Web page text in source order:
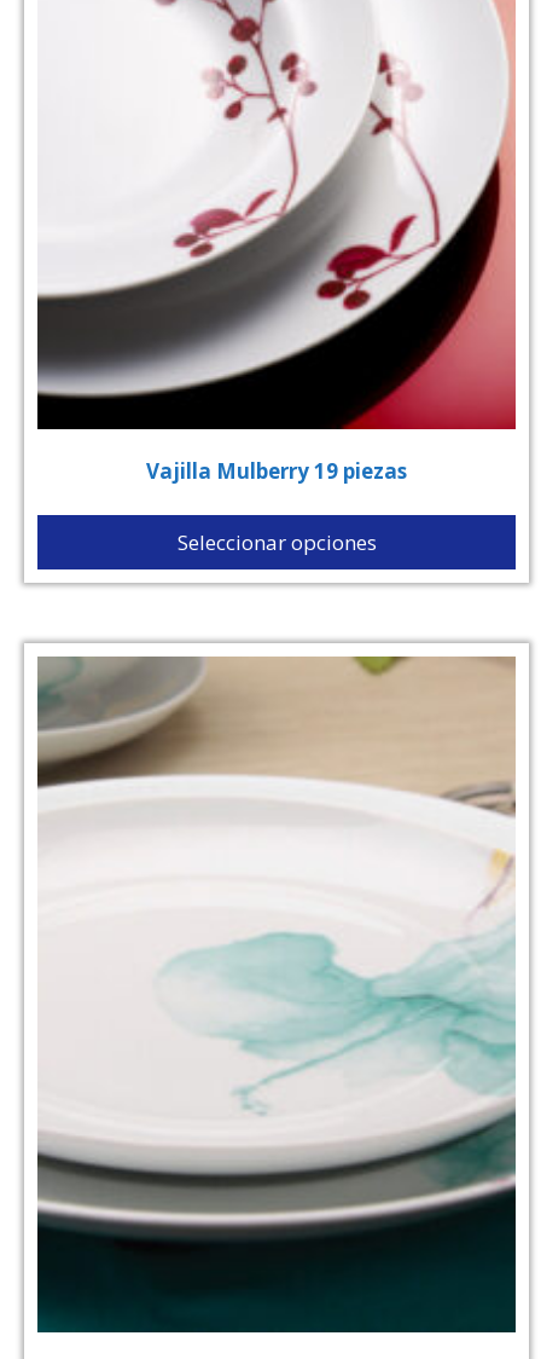
Vajilla Mulberry 19 piezas
Seleccionar opciones